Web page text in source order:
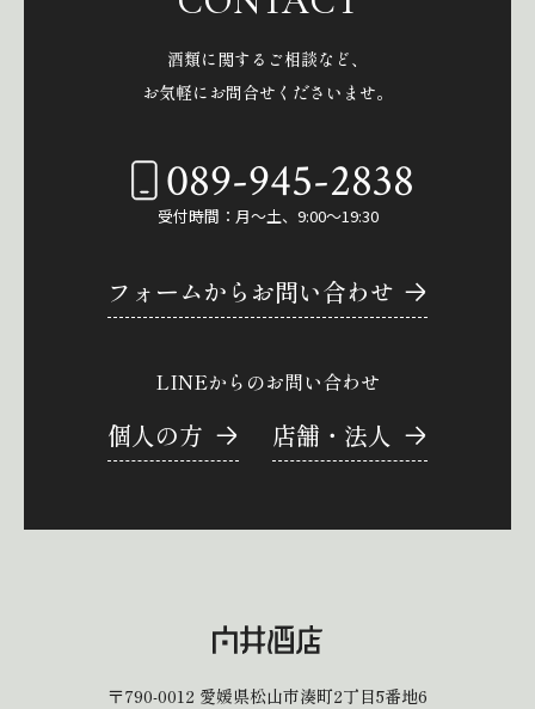
酒類に関するご相談など、
お気軽にお問合せくださいませ。
089-945-2838
受付時間：月～土、9:00～19:30
フォームからお問い合わせ
LINEからのお問い合わせ
個人の方 店舗・法人
〒790-0012 愛媛県松山市湊町2丁目5番地6